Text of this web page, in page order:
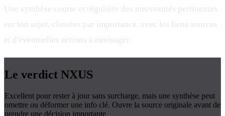
Une synthèse courte et régulière des nouveautés pertinentes
sur ton sujet, classées par importance, avec les liens sources
et d'éventuelles actions à envisager.
Le verdict NXUS
Excellent pour rester à jour sans surcharge, mais une synthèse peut
omettre ou déformer une info clé. Ouvre la source originale avant de
prendre une décision importante.